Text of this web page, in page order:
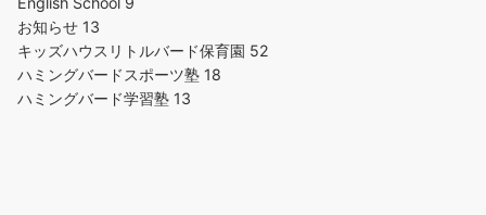
お知らせ 13
キッズハウスリトルバード保育園 52
ハミングバードスポーツ塾 18
ハミングバード学習塾 13